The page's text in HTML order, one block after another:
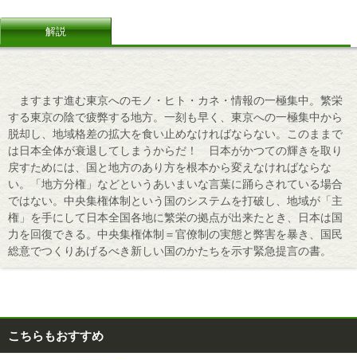
解説
ますます進む東京へのモノ・ヒト・カネ・情報の一極集中。繁栄
する東京の陰で疲弊する地方。一刻も早く、東京への一極集中から
脱却し、地域格差の拡大を食い止めなければならない。このままで
は日本全体が衰退してしまうからだ！ 日本がかつての輝きを取り
戻すためには、国と地方のあり方を根本から変えなければならな
い。「地方分権」などというあいまいな言葉に踊らされている場合
ではない。中央集権体制という国のシステムを打破し、地域が「主
権」を手にして日本全国各地に繁栄の拠点が出来たとき、日本は国
力を回復できる。中央集権体制＝官僚制の実態と弊害を暴き、国民
総意でつくりあげるべき新しい国のかたちを示す緊急提言の書。
こちらもおすすめ